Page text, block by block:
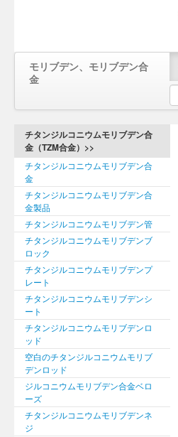
モリブデン、モリブデン合
金
チタンジルコニウムモリブデン合
金（TZM合金）>>
チタンジルコニウムモリブデン合
金
チタンジルコニウムモリブデン合
金製品
チタンジルコニウムモリブデン管
チタンジルコニウムモリブデンブ
ロック
チタンジルコニウムモリブデンプ
レート
チタンジルコニウムモリブデンシ
ート
チタンジルコニウムモリブデンロ
ッド
空白のチタンジルコニウムモリブ
デンロッド
ジルコニウムモリブデン合金ベロ
ーズ
チタンジルコニウムモリブデンネ
ジ